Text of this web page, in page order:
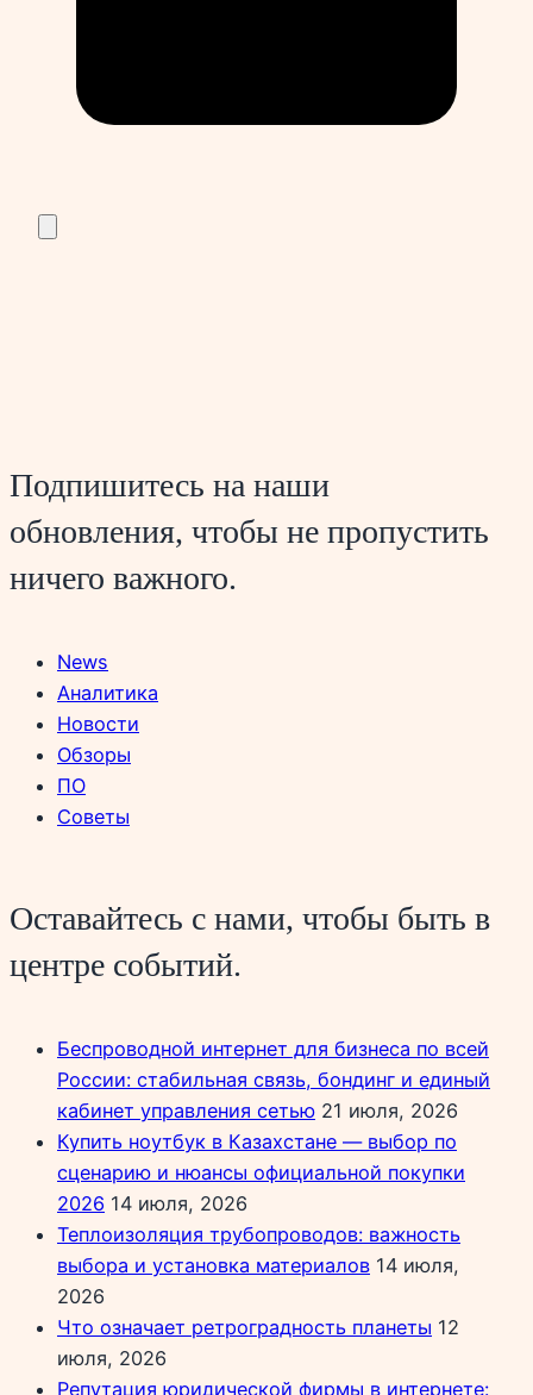
Подпишитесь на наши
обновления, чтобы не пропустить
ничего важного.
News
Аналитика
Новости
Обзоры
ПО
Советы
Оставайтесь с нами, чтобы быть в
центре событий.
Беспроводной интернет для бизнеса по всей
России: стабильная связь, бондинг и единый
кабинет управления сетью 21 июля, 2026
Купить ноутбук в Казахстане — выбор по
сценарию и нюансы официальной покупки
2026 14 июля, 2026
Теплоизоляция трубопроводов: важность
выбора и установка материалов 14 июля,
2026
Что означает ретроградность планеты 12
июля, 2026
Репутация юридической фирмы в интернете: